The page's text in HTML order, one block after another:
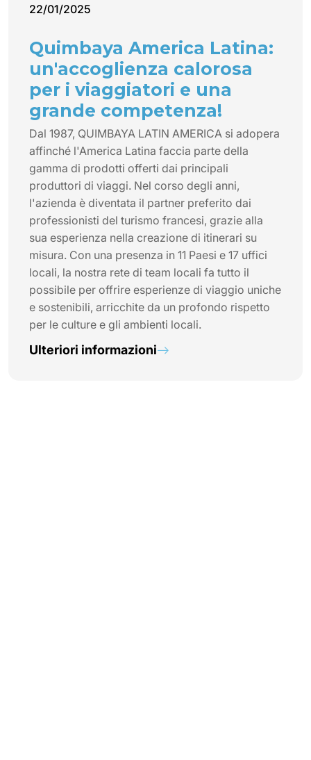
22/01/2025
Quimbaya America Latina:
un'accoglienza calorosa
per i viaggiatori e una
grande competenza!
Dal 1987, QUIMBAYA LATIN AMERICA si adopera
affinché l'America Latina faccia parte della
gamma di prodotti offerti dai principali
produttori di viaggi. Nel corso degli anni,
l'azienda è diventata il partner preferito dai
professionisti del turismo francesi, grazie alla
sua esperienza nella creazione di itinerari su
misura. Con una presenza in 11 Paesi e 17 uffici
locali, la nostra rete di team locali fa tutto il
possibile per offrire esperienze di viaggio uniche
e sostenibili, arricchite da un profondo rispetto
per le culture e gli ambienti locali.
Ulteriori informazioni